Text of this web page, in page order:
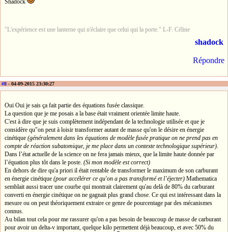
"L'expérience est une lanterne qui n'éclaire que celui qui la porte." L-F. Céline
shadock
Répondre
#8 - 04-09-2015 23:30:27
Oui Oui je sais ça fait partie des équations fusée classique.
La question que je me posais a la base était vraiment orientée limite haute.
C'est à dire que je suis complètement indépendant de la technologie utilisée et que je
considère qu"on peut à loisir transformer autant de masse qu'on le désire en énergie
cinétique (généralement dans les équations de modèle fusée pratique on ne prend pas en
compte de réaction subatomique, je me place dans un contexte technologique supérieur).
Dans l’état actuelle de la science on ne fera jamais mieux, que la limite haute donnée par
l’équation plus tôt dans le poste. (Si mon modèle est correct)
En dehors de dire qu'a priori il était rentable de transformer le maximum de son carburant
en énergie cinétique (pour accélérer ce qu'on a pas transformé et l’éjecter) Mathematica
semblait aussi tracer une courbe qui montrait clairement qu'au delà de 80% du carburant
converti en énergie cinétique on ne gagnait plus grand chose. Ce qui est intéressant dans la
mesure ou on peut théoriquement extraire ce genre de pourcentage par des mécanismes
connus.
Au bilan tout cela pour me rassurer qu'on a pas besoin de beaucoup de masse de carburant
pour avoir un delta-v important, quelque kilo permettent déjà beaucoup, et avec 50% du